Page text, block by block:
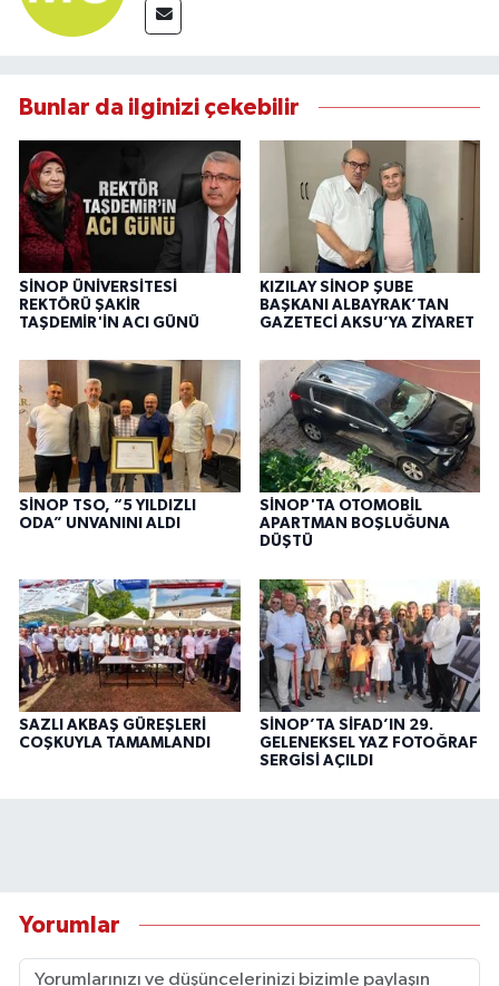
Bunlar da ilginizi çekebilir
SİNOP ÜNİVERSİTESİ
REKTÖRÜ ŞAKİR
TAŞDEMİR'İN ACI GÜNÜ
KIZILAY SİNOP ŞUBE
BAŞKANI ALBAYRAK’TAN
GAZETECİ AKSU’YA ZİYARET
SİNOP TSO, “5 YILDIZLI
ODA” UNVANINI ALDI
SİNOP'TA OTOMOBİL
APARTMAN BOŞLUĞUNA
DÜŞTÜ
SAZLI AKBAŞ GÜREŞLERİ
COŞKUYLA TAMAMLANDI
SİNOP’TA SİFAD’IN 29.
GELENEKSEL YAZ FOTOĞRAF
SERGİSİ AÇILDI
Yorumlar